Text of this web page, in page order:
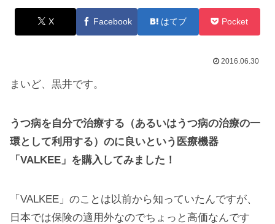
X Facebook はてブ Pocket
2016.06.30
まいど、黒井です。
うつ病を自分で治療する（あるいはうつ病の治療の一
環として利用する）のに良いという医療機器
「VALKEE」を購入してみました！
「VALKEE」のことは以前から知っていたんですが、
日本では保険の適用外なのでちょっと高価なんです